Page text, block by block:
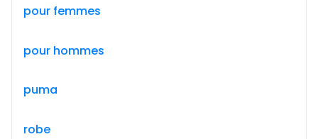
pour femmes
pour hommes
puma
robe